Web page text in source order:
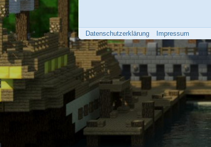
Datenschutzerklärung Impressum